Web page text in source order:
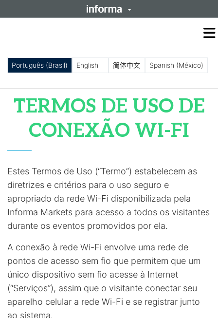
English 简体中文
Português (Brasil) Spanish (México)
TERMOS DE USO DE
CONEXÃO WI-FI
Estes Termos de Uso (“Termo”) estabelecem as
diretrizes e critérios para o uso seguro e
apropriado da rede Wi-Fi disponibilizada pela
Informa Markets para acesso a todos os visitantes
durante os eventos promovidos por ela.
A conexão à rede Wi-Fi envolve uma rede de
pontos de acesso sem fio que permitem que um
único dispositivo sem fio acesse à Internet
(“Serviços”), assim que o visitante conectar seu
aparelho celular a rede Wi-Fi e se registrar junto
ao sistema.